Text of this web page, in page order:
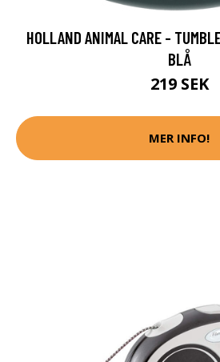
HOLLAND ANIMAL CARE -
BLÅ
219 SEK
MER INFO!